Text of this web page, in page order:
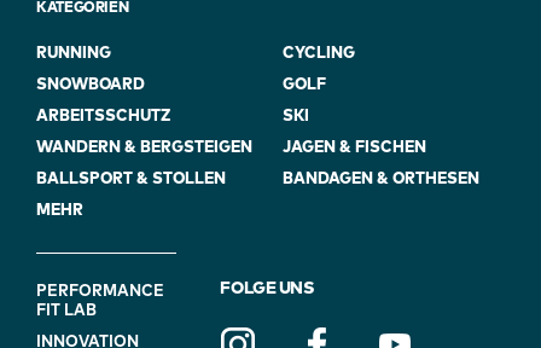
KATEGORIEN
RUNNING
CYCLING
SNOWBOARD
GOLF
ARBEITSSCHUTZ
SKI
WANDERN & BERGSTEIGEN
JAGEN & FISCHEN
BALLSPORT & STOLLEN
BANDAGEN & ORTHESEN
MEHR
FOOTER
NAVIGATION
PERFORMANCE
FIT LAB
INNOVATION
FOLGE UNS